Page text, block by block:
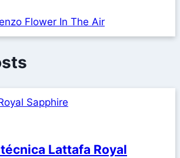
Flower In The Air
Lattafa Royal